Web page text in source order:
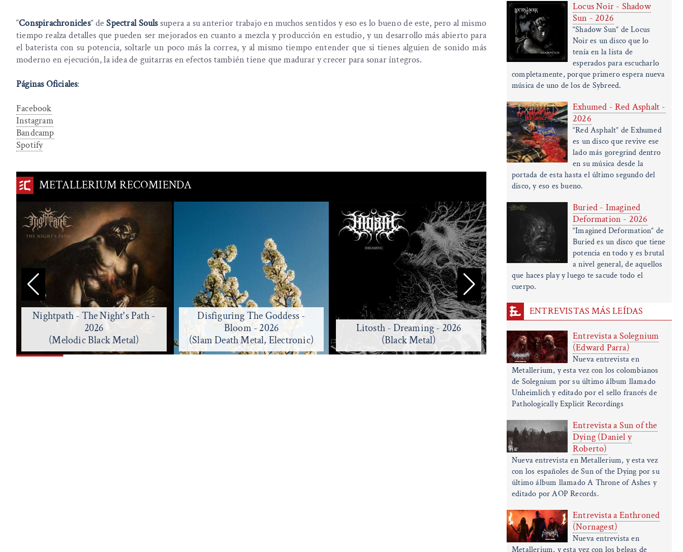
“Conspirachronicles” deSpectral Soulssupera a su anterior trabajo en muchos sentidos y eso es lo bueno de este, pero al mismo
tiempo realza detalles que pueden ser mejorados en cuanto a mezcla y producción en estudio, y un desarrollo más abierto para
el baterista con su potencia, soltarle un poco más la correa, y al mismo tiempo entender que si tienes alguien de sonido más
moderno en ejecución, la idea de guitarras en efectos también tiene que madurar y crecer para sonar íntegros.
Páginas Oficiales:
Facebook
Instagram
Bandcamp
Spotify
METALLERIUM RECOMIENDA
Disfiguring The Goddess -
Bloom - 2026
(Slam Death Metal, Electronic)
Litosth - Dreaming - 2026
(Black Metal)
Heretic Cult Redeemer - In
Oculum Chaos - 2026
(Black Metal)
Sallow Moth - Hydrophilous
Brood - 2026
(Progressive Death Metal)
Locus Noir - Shadow
Sun - 2026
“Shadow Sun” de Locus
Noir es un disco que lo
tenía en la lista de
esperados para escucharlo
completamente, porque primero espera nueva
música de uno de los de Sybreed.
Exhumed - Red Asphalt -
2026
“Red Asphalt” de Exhumed
es un disco que revive ese
lado más goregrind dentro
en su música desde la
portada de esta hasta el último segundo del
disco, y eso es bueno.
Buried - Imagined
Deformation - 2026
“Imagined Deformation” de
Buried es un disco que tiene
potencia en todo y es brutal
a nivel general, de aquellos
que haces play y luego te sacude todo el
cuerpo.
ENTREVISTAS MÁS LEÍDAS
Entrevista a Solegnium
(Edward Parra)
Nueva entrevista en
Metallerium, y esta vez con los colombianos
de Solegnium por su último álbum llamado
Unheimlich y editado por el sello francés de
Pathologically Explicit Recordings
Entrevista a Sun of the
Dying (Daniel y
Roberto)
Nueva entrevista en Metallerium, y esta vez
con los españoles de Sun of the Dying por su
último álbum llamado A Throne of Ashes y
editado por AOP Records.
Entrevista a Enthroned
(Nornagest)
Nueva entrevista en
Metallerium, y esta vez con los belgas de